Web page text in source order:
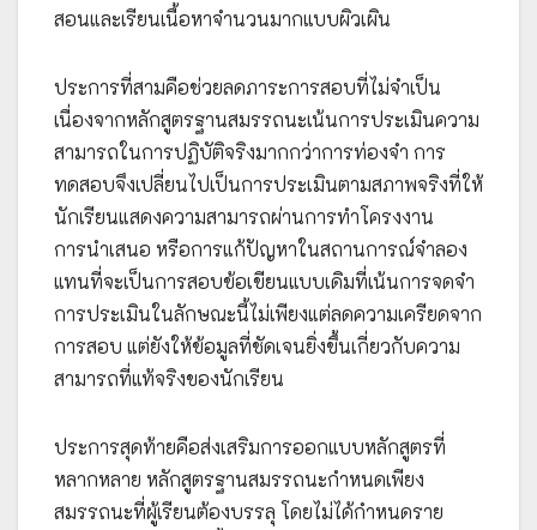
สอนและเรียนเนื้อหาจำนวนมากแบบผิวเผิน
ประการที่สามคือช่วยลดภาระการสอบที่ไม่จำเป็น
เนื่องจากหลักสูตรฐานสมรรถนะเน้นการประเมินความ
สามารถในการปฏิบัติจริงมากกว่าการท่องจำ การ
ทดสอบจึงเปลี่ยนไปเป็นการประเมินตามสภาพจริงที่ให้
นักเรียนแสดงความสามารถผ่านการทำโครงงาน
การนำเสนอ หรือการแก้ปัญหาในสถานการณ์จำลอง
แทนที่จะเป็นการสอบข้อเขียนแบบเดิมที่เน้นการจดจำ
การประเมินในลักษณะนี้ไม่เพียงแต่ลดความเครียดจาก
การสอบ แต่ยังให้ข้อมูลที่ชัดเจนยิ่งขึ้นเกี่ยวกับความ
สามารถที่แท้จริงของนักเรียน
ประการสุดท้ายคือส่งเสริมการออกแบบหลักสูตรที่
หลากหลาย หลักสูตรฐานสมรรถนะกำหนดเพียง
สมรรถนะที่ผู้เรียนต้องบรรลุ โดยไม่ได้กำหนดราย